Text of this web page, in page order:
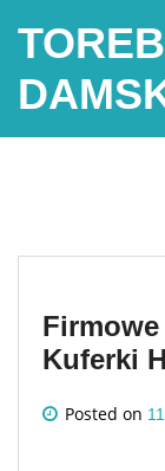
Kuferki
Posted on